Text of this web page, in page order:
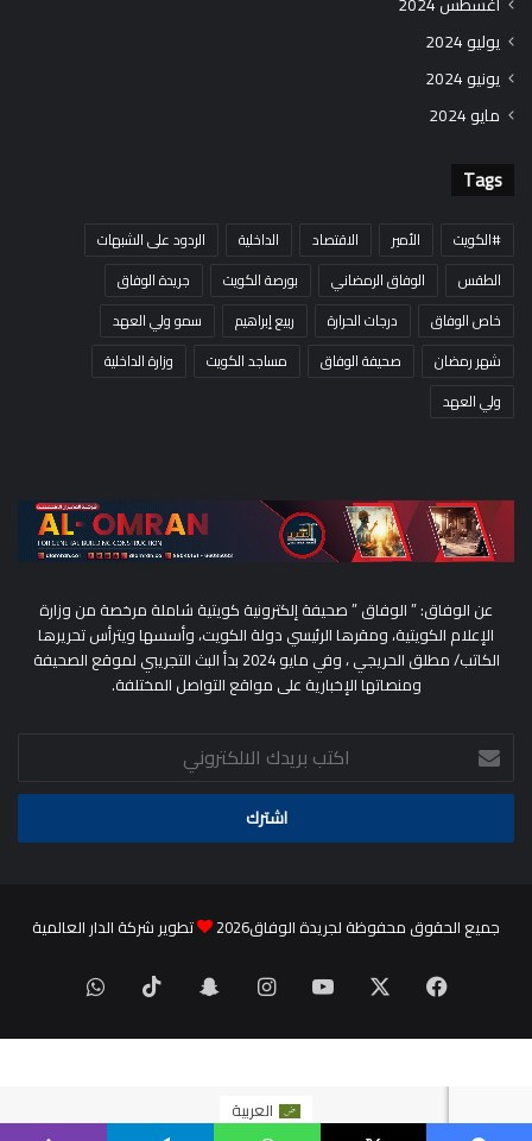
يوليو 2024
يونيو 2024
مايو 2024
Tags
#الكويت الأمير الاقتصاد الداخلية
الردود على الشبهات
الطقس
الوفاق الرمضاني بورصة الكويت
جريدة الوفاق
خاص الوفاق
درجات الحرارة ربيع إبراهيم
سمو ولي العهد
شهر رمضان
صحيفة الوفاق مساجد الكويت
وزارة الداخلية
ولي العهد
عن الوفاق: ” الوفاق ” صحيفة إلكترونية كويتية شاملة مرخصة من وزارة
الإعلام الكويتية، ومقرها الرئيسي دولة الكويت، وأسسها ويترأس تحريرها
الكاتب/ مطلق الحريجي ، وفي مايو 2024 بدأ البث التجريبي لموقع الصحيفة
ومنصاتها الإخبارية على مواقع التواصل المختلفة.
اكتب
بريدك
الالكتروني
جميع الحقوق محفوظة لجريدة الوفاق2026 تطوير شركة الدار العالمية
فيسبوك ‫YouTubeانستقرامسناب
تشات
‫TikTokواتساب
العربية